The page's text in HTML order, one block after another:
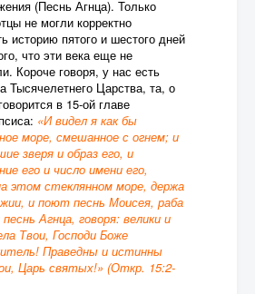
(Песнь Агнца). Только
не могли корректно
историю пятого и шестого дней
что эти века еще не
Короче говоря, у нас есть
Тысячелетнего Царства, та, о
в 15-ой главе
«И видел я как бы
море, смешанное с огнем; и
зверя и образ его, и
его и число имени его,
этом стеклянном море, держа
и поют песнь Моисея, раба
Агнца, говоря: велики и
Твои, Господи Боже
Праведны и истинны
Царь святых!» (Откр. 15:2-